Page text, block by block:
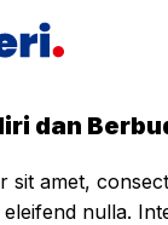
dan
sit amet,
nulla.